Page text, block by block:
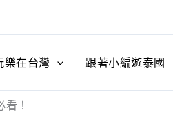
樂在台灣 跟著小編遊泰國
！